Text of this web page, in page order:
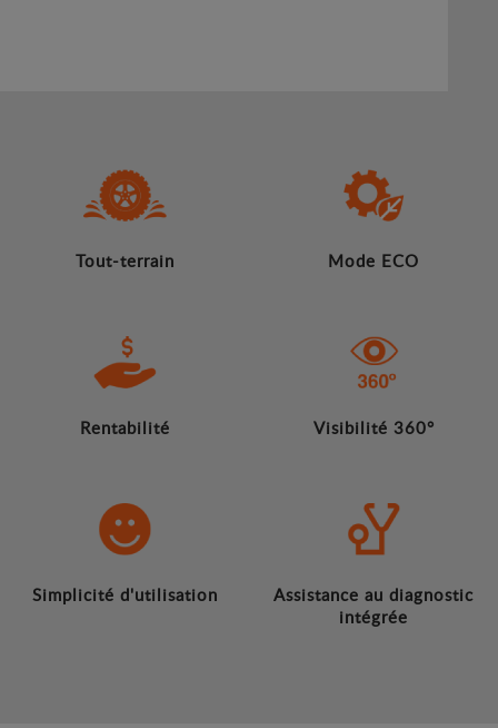
Tout-terrain Mode ECO
Rentabilité Visibilité 360°
Simplicité d'utilisation
Assistance au diagnostic
intégrée